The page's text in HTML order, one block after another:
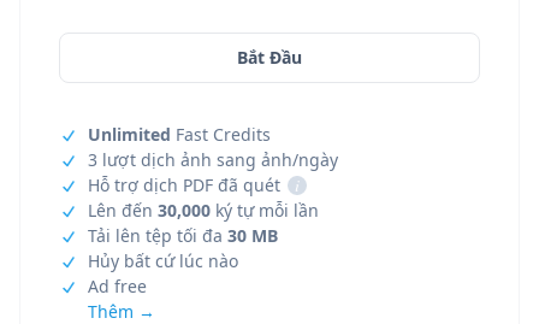
Bắt Đầu
Unlimited Fast Credits
3 lượt dịch ảnh sang ảnh/ngày
Hỗ trợ dịch PDF đã quét
i
Lên đến 30,000 ký tự mỗi lần
Tải lên tệp tối đa 30 MB
Hủy bất cứ lúc nào
Ad free
Thêm →